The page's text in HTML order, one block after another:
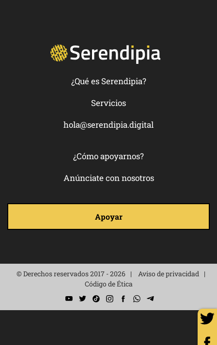
¿Qué es Serendipia?
Servicios
hola@serendipia.digital
¿Cómo apoyarnos?
Anúnciate con nosotros
Apoyar
© Derechos reservados 2017 - 2026
Aviso de privacidad
Código de Ética